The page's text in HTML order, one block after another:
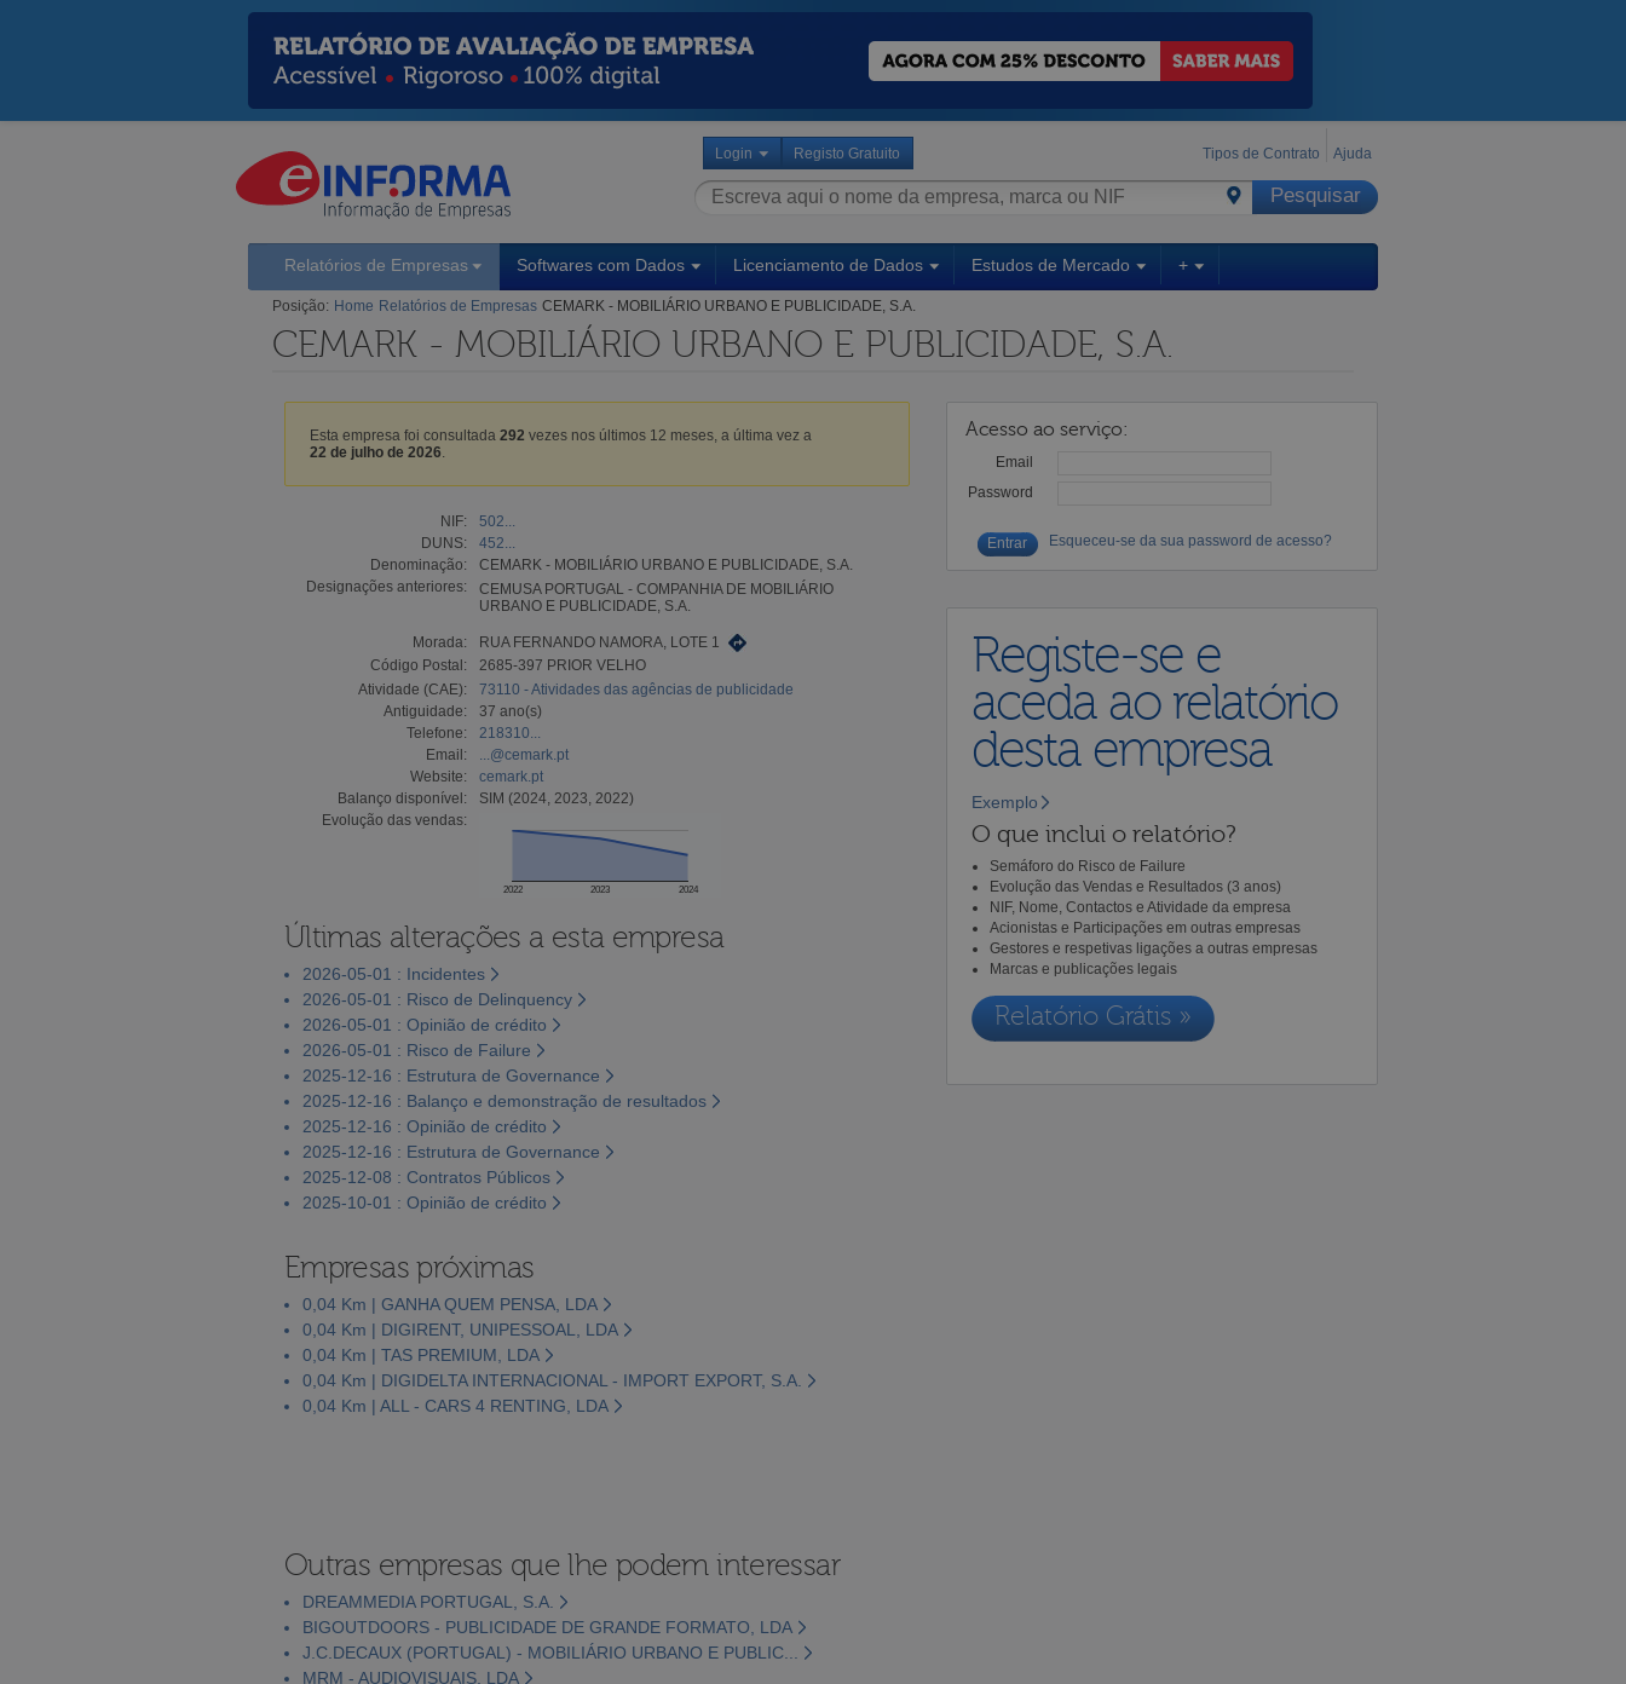
Login Registo Gratuito Tipos de Contrato Ajuda
Relatórios de Empresas Softwares com Dados Licenciamento de Dados Estudos de Mercado +
Posição: Home Relatórios de Empresas CEMARK - MOBILIÁRIO URBANO E PUBLICIDADE, S.A.
CEMARK - MOBILIÁRIO URBANO E PUBLICIDADE, S.A.
Esta empresa foi consultada 292 vezes nos últimos 12 meses, a última vez a
22 de julho de 2026
NIF:
502...
DUNS:
452...
Denominação:
CEMARK - MOBILIÁRIO URBANO E PUBLICIDADE, S.A.
Designações anteriores:
CEMUSA PORTUGAL - COMPANHIA DE MOBILIÁRIO
URBANO E PUBLICIDADE, S.A.
Morada:
RUA FERNANDO NAMORA, LOTE 1
Código Postal:
2685-397 PRIOR VELHO
Atividade (CAE):
73110 - Atividades das agências de publicidade
Antiguidade:
37 ano(s)
Telefone:
218310...
Email:
...@cemark.pt
Website:
cemark.pt
Balanço disponível:
SIM (2024, 2023, 2022)
Evolução das vendas:
2022 2023 2024
Últimas alterações a esta empresa
2026-05-01 : Incidentes
2026-05-01 : Risco de Delinquency
2026-05-01 : Opinião de crédito
2026-05-01 : Risco de Failure
2025-12-16 : Estrutura de Governance
2025-12-16 : Balanço e demonstração de resultados
2025-12-16 : Opinião de crédito
2025-12-16 : Estrutura de Governance
2025-12-08 : Contratos Públicos
2025-10-01 : Opinião de crédito
Empresas próximas
0,04 Km | GANHA QUEM PENSA, LDA
0,04 Km | DIGIRENT, UNIPESSOAL, LDA
0,04 Km | TAS PREMIUM, LDA
0,04 Km | DIGIDELTA INTERNACIONAL - IMPORT EXPORT, S.A.
0,04 Km | ALL - CARS 4 RENTING, LDA
Acesso ao serviço:
Email
Password
Esqueceu-se da sua password de acesso?
Registe-se e
aceda ao relatório
desta empresa
Exemplo
O que inclui o relatório?
Semáforo do Risco de Failure
Evolução das Vendas e Resultados (3 anos)
NIF, Nome, Contactos e Atividade da empresa
Acionistas e Participações em outras empresas
Gestores e respetivas ligações a outras empresas
Marcas e publicações legais
Relatório Grátis »
Outras empresas que lhe podem interessar
DREAMMEDIA PORTUGAL, S.A.
BIGOUTDOORS - PUBLICIDADE DE GRANDE FORMATO, LDA
J.C.DECAUX (PORTUGAL) - MOBILIÁRIO URBANO E PUBLIC...
MRM - AUDIOVISUAIS, LDA